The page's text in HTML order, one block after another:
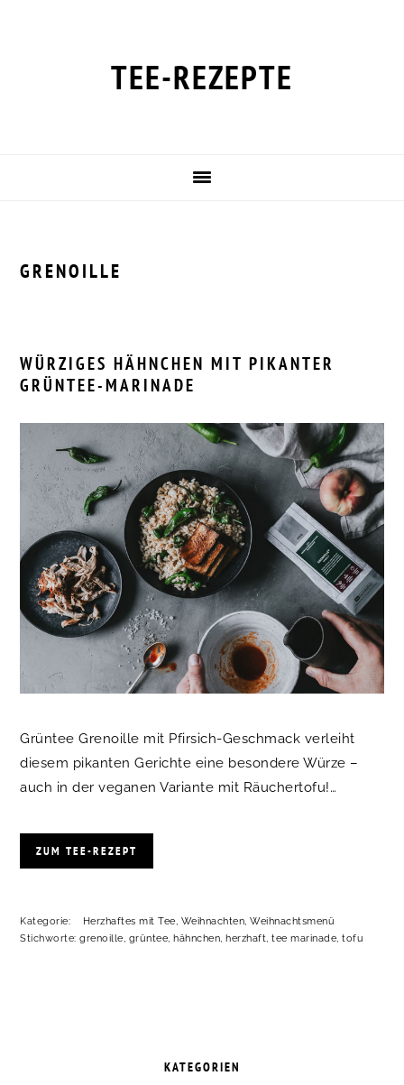
TEE-REZEPTE
GRENOILLE
WÜRZIGES HÄHNCHEN MIT PIKANTER
GRÜNTEE-MARINADE
Grüntee Grenoille mit Pfirsich-Geschmack verleiht
diesem pikanten Gerichte eine besondere Würze –
auch in der veganen Variante mit Räuchertofu!…
ZUM TEE-REZEPT
Kategorie: Herzhaftes mit Tee Weihnachten ,Weihnachtsmenü
Stichworte:grenoille grüntee ,hähnchen ,herzhaft ,tee marinade ,tofu
KATEGORIEN